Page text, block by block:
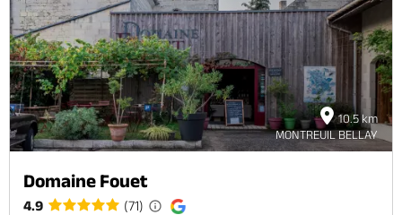
10.5 km
MONTREUIL BELLAY
Domaine Fouet
4.9 (71)